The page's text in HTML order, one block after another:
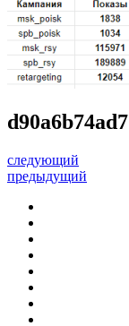
следующий
предыдущий